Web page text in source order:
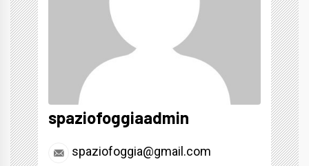
spaziofoggiaadmin
spaziofoggia@gmail.com